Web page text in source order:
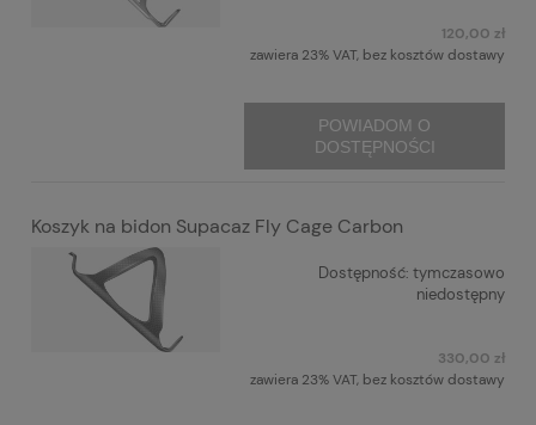
120,00 zł
zawiera 23% VAT, bez kosztów dostawy
POWIADOM O
DOSTĘPNOŚCI
Koszyk na bidon Supacaz Fly Cage Carbon
Dostępność: tymczasowo
niedostępny
330,00 zł
zawiera 23% VAT, bez kosztów dostawy